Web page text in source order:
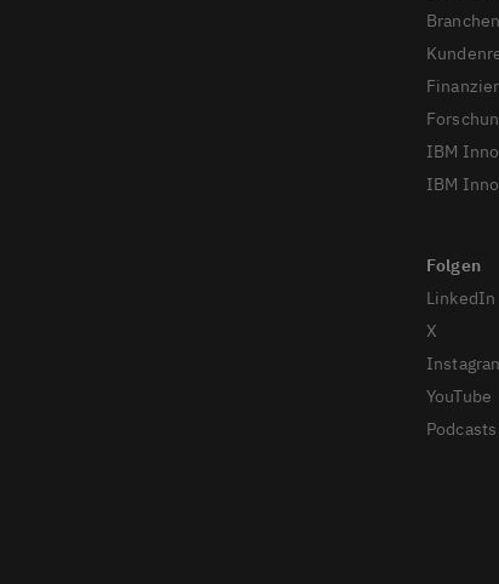
Branchen
IBM
IBM
LinkedIn
X
YouTube
Podcasts